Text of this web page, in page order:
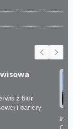
z biur
i bariery